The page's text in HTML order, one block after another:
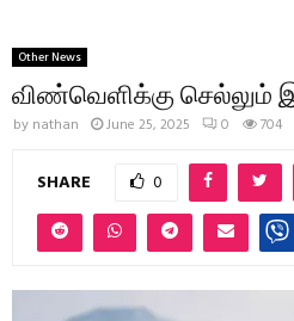
Other News
விண்வெளிக்கு
by nathan June 25, 2025 0 704
SHARE 0